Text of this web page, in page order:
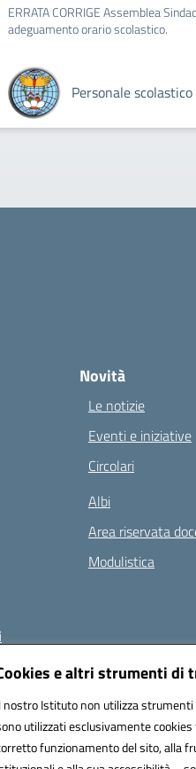
e altri strumenti di
nostro Istituto non utilizza
utilizzati esclusivamente
funzionamento del sito, alla
ERRATA CORRIGE Assemblea
adeguamento orario scolastico.
Personale scolastico
Novità
Le notizie
Eventi e iniziative
Circolari
Albi
Area riservata
Modulistica
naee32300a@pec.istruzione.it